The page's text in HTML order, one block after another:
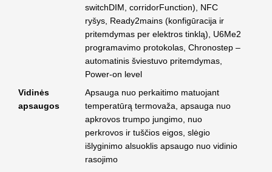
switchDIM, corridorFunction), NFC
ryšys, Ready2mains (konfigūracija ir
pritemdymas per elektros tinklą), U6Me2
programavimo protokolas, Chronostep –
automatinis šviestuvo pritemdymas,
Power-on level
Vidinės
apsaugos
Apsauga nuo perkaitimo matuojant
temperatūrą termovaža, apsauga nuo
apkrovos trumpo jungimo, nuo
perkrovos ir tuščios eigos, slėgio
išlyginimo alsuoklis apsaugo nuo vidinio
rasojimo